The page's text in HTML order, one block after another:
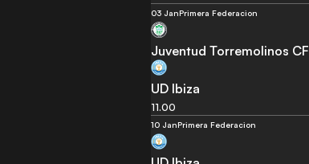
03 JanPrimera Federacion
Juventud Torremolinos CF
UD Ibiza
11.00
10 JanPrimera Federacion